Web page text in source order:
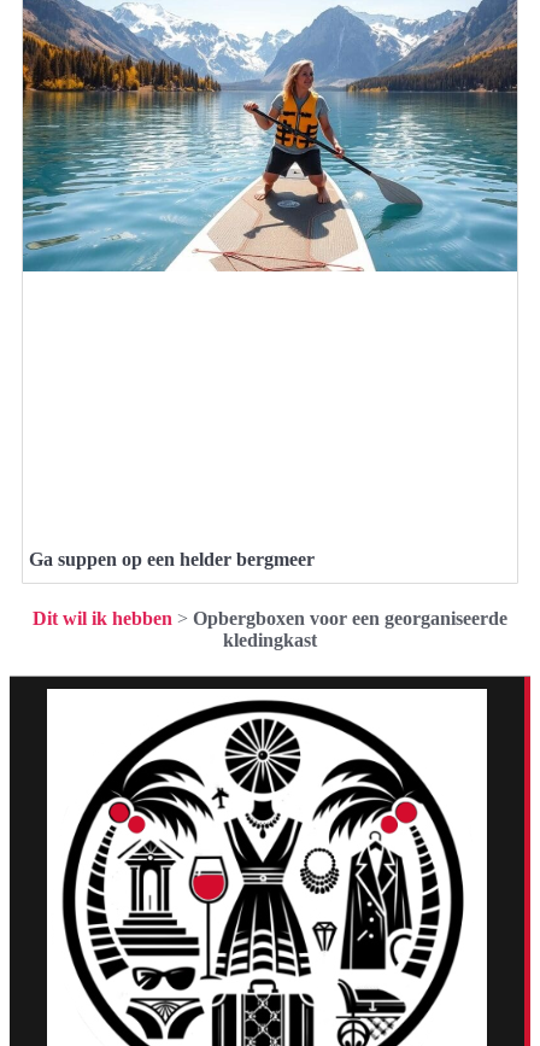
Ga suppen op een helder bergmeer
Dit wil ik hebben > Opbergboxen voor een georganiseerde
kledingkast